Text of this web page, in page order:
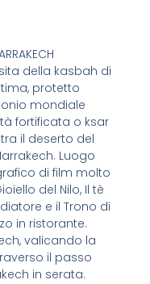
della kasbah di
protetto
mondiale
fortificata o ksar
il deserto del
Luogo
di film molto
del Nilo, Il tè
e il Trono di
in ristorante.
valicando la
il passo
in serata.